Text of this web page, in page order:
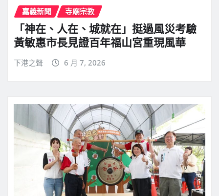
嘉義新聞 寺廟宗教
「神在、人在、城就在」挺過風災考驗
黃敏惠市長見證百年福山宮重現風華
下港之聲 6 月 7, 2026